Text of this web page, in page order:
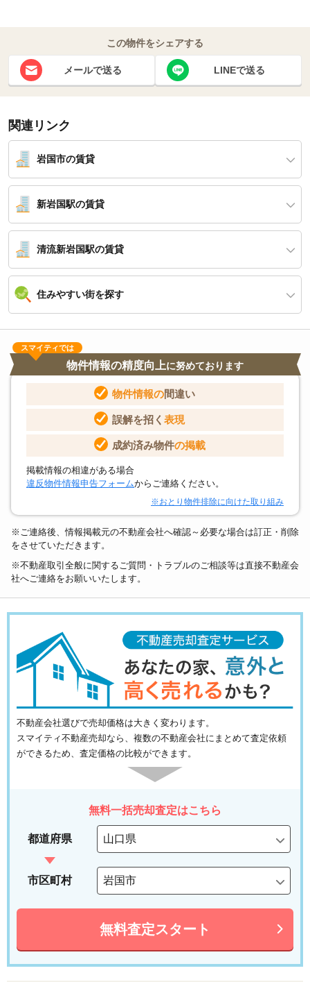
この物件をシェアする
メールで送る LINEで送る
関連リンク
岩国市の賃貸
新岩国駅の賃貸
清流新岩国駅の賃貸
住みやすい街を探す
スマイティでは
物件情報の精度向上に努めております
物件情報の間違い
誤解を招く 表現
成約済み物件の掲載
掲載情報の相違がある場合
違反物件情報申告フォームからご連絡ください。
※おとり物件排除に向けた取り組み
※ご連絡後、情報掲載元の不動産会社へ確認～必要な場合は訂正・削除
をさせていただきます。
※不動産取引全般に関するご質問・トラブルのご相談等は直接不動産会
社へご連絡をお願いいたします。
不動産会社選びで売却価格は大きく変わります。
スマイティ不動産売却なら、複数の不動産会社にまとめて査定依頼
ができるため、査定価格の比較ができます。
無料一括売却査定はこちら
都道府県
市区町村
無料査定スタート